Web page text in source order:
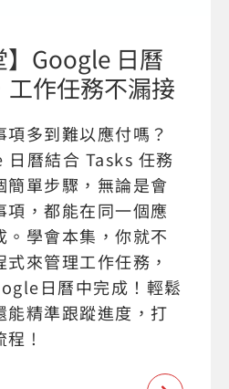
】Google 日曆
工作任務不漏接
多到難以應付嗎？
曆結合 Tasks 任務
簡單步驟，無論是會
，都能在同一個應
。學會本集，你就不
來管理工作任務，
日曆中完成！輕鬆
能精準跟蹤進度，打
程 !